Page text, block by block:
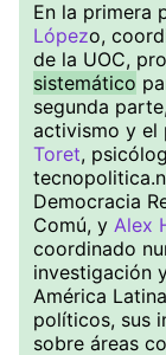
En la primera
Lópezo,
de la UOC,
sistemático
segunda
activismo y el
Toret,
Democracia
Comú, y Alex
coordinado
investigación
América
políticos, sus
sobre áreas